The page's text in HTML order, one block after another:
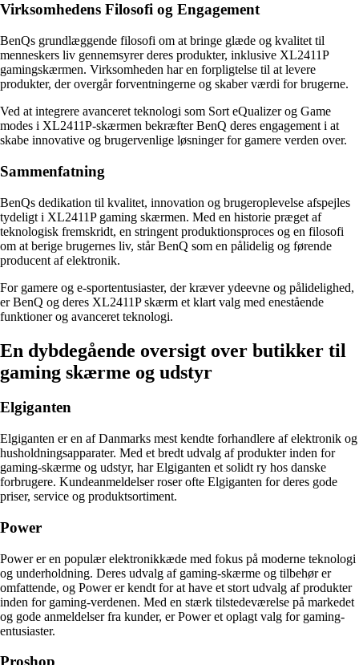
Virksomhedens Filosofi og Engagement
BenQs grundlæggende filosofi om at bringe glæde og kvalitet til
menneskers liv gennemsyrer deres produkter, inklusive XL2411P
gamingskærmen. Virksomheden har en forpligtelse til at levere
produkter, der overgår forventningerne og skaber værdi for brugerne.
Ved at integrere avanceret teknologi som Sort eQualizer og Game
modes i XL2411P-skærmen bekræfter BenQ deres engagement i at
skabe innovative og brugervenlige løsninger for gamere verden over.
Sammenfatning
BenQs dedikation til kvalitet, innovation og brugeroplevelse afspejles
tydeligt i XL2411P gaming skærmen. Med en historie præget af
teknologisk fremskridt, en stringent produktionsproces og en filosofi
om at berige brugernes liv, står BenQ som en pålidelig og førende
producent af elektronik.
For gamere og e-sportentusiaster, der kræver ydeevne og pålidelighed,
er BenQ og deres XL2411P skærm et klart valg med enestående
funktioner og avanceret teknologi.
En dybdegående oversigt over butikker til
gaming skærme og udstyr
Elgiganten
Elgiganten er en af Danmarks mest kendte forhandlere af elektronik og
husholdningsapparater. Med et bredt udvalg af produkter inden for
gaming-skærme og udstyr, har Elgiganten et solidt ry hos danske
forbrugere. Kundeanmeldelser roser ofte Elgiganten for deres gode
priser, service og produktsortiment.
Power
Power er en populær elektronikkæde med fokus på moderne teknologi
og underholdning. Deres udvalg af gaming-skærme og tilbehør er
omfattende, og Power er kendt for at have et stort udvalg af produkter
inden for gaming-verdenen. Med en stærk tilstedeværelse på markedet
og gode anmeldelser fra kunder, er Power et oplagt valg for gaming-
entusiaster.
Proshop